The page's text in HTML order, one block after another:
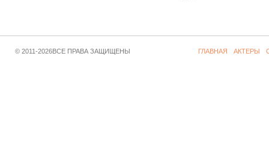
© 2011-2026ВСЕ ПРАВА ЗАЩИЩЕНЫ ГЛАВНАЯ АКТЕРЫ